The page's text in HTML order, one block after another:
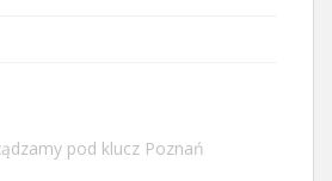
pod klucz Poznań